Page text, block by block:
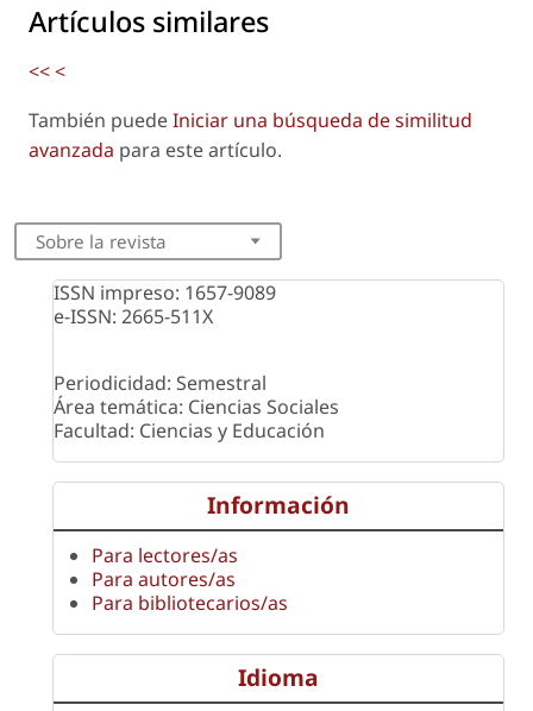
Artículos similares
<<<
También puedeIniciar una búsqueda de similitud
avanzada para este artículo.
Sobre la revista
ISSN impreso: 1657-9089
e-ISSN: 2665-511X
Periodicidad: Semestral
Área temática: Ciencias Sociales
Facultad: Ciencias y Educación
Información
Para lectores/as
Para autores/as
Para bibliotecarios/as
Idioma